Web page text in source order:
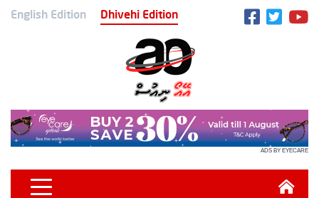
English Edition Dhivehi Edition
ADS BY EYECARE